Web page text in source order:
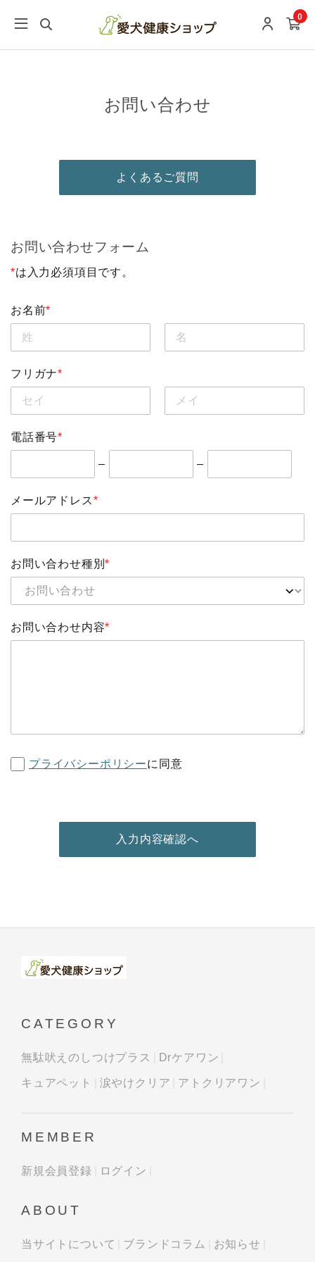
0
お問い合わせ
よくあるご質問
お問い合わせフォーム
*は入力必須項目です。
お名前*
フリガナ*
電話番号*
– –
メールアドレス*
お問い合わせ種別*
お問い合わせ内容*
プライバシーポリシーに同意
入力内容確認へ
CATEGORY
無駄吠えのしつけプラス Drケアワン
キュアペット 涙やけクリア アトクリアワン
MEMBER
新規会員登録 ログイン
ABOUT
当サイトについて ブランドコラム お知らせ